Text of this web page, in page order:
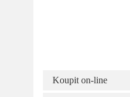
Koupit on-line